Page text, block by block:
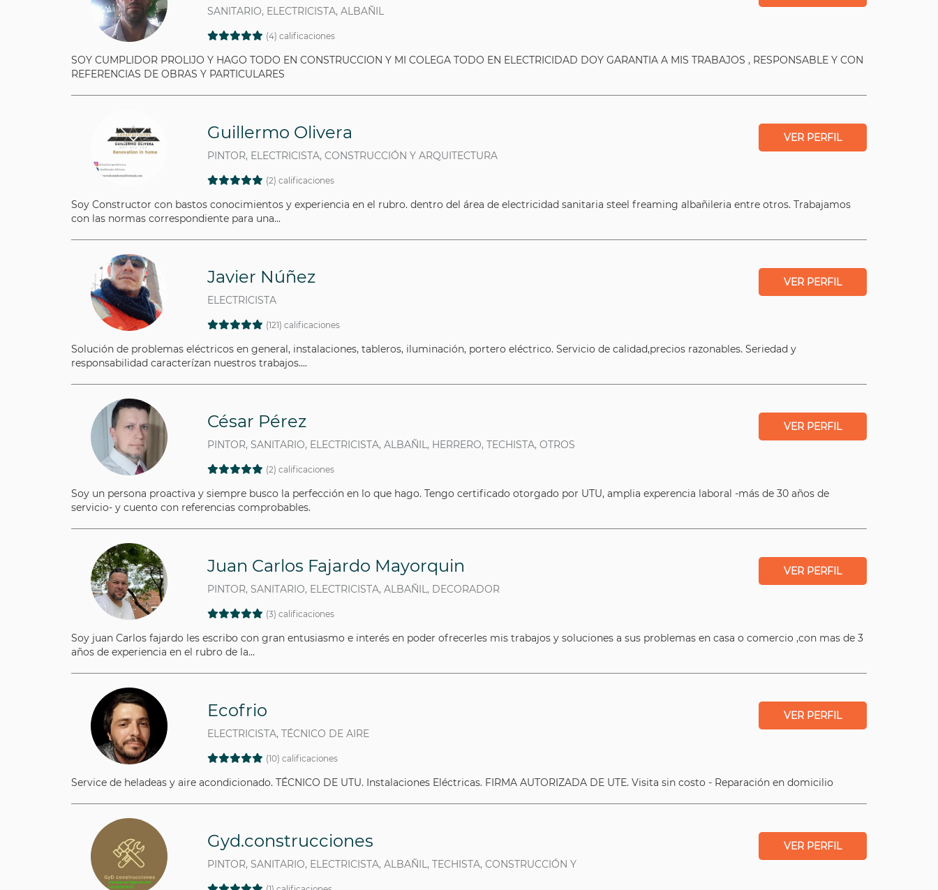
SANITARIO, ELECTRICISTA, ALBAÑIL
(4) calificaciones
SOY CUMPLIDOR PROLIJO Y HAGO TODO EN CONSTRUCCION Y MI COLEGA TODO EN ELECTRICIDAD DOY GARANTIA A MIS TRABAJOS , RESPONSABLE Y CON
REFERENCIAS DE OBRAS Y PARTICULARES
Guillermo Olivera
PINTOR, ELECTRICISTA, CONSTRUCCIÓN Y ARQUITECTURA
(2) calificaciones
VER PERFIL
Soy Constructor con bastos conocimientos y experiencia en el rubro. dentro del área de electricidad sanitaria steel freaming albañileria entre otros. Trabajamos
con las normas correspondiente para una...
Javier Núñez
ELECTRICISTA
(121) calificaciones
VER PERFIL
Solución de problemas eléctricos en general, instalaciones, tableros, iluminación, portero eléctrico. Servicio de calidad,precios razonables. Seriedad y
responsabilidad caracterízan nuestros trabajos....
César Pérez
PINTOR, SANITARIO, ELECTRICISTA, ALBAÑIL, HERRERO, TECHISTA, OTROS
(2) calificaciones
VER PERFIL
Soy un persona proactiva y siempre busco la perfección en lo que hago. Tengo certificado otorgado por UTU, amplia experencia laboral -más de 30 años de
servicio- y cuento con referencias comprobables.
Juan Carlos Fajardo Mayorquin
PINTOR, SANITARIO, ELECTRICISTA, ALBAÑIL, DECORADOR
(3) calificaciones
VER PERFIL
Soy juan Carlos fajardo les escribo con gran entusiasmo e interés en poder ofrecerles mis trabajos y soluciones a sus problemas en casa o comercio ,con mas de 3
años de experiencia en el rubro de la...
Ecofrio
ELECTRICISTA, TÉCNICO DE AIRE
(10) calificaciones
VER PERFIL
Service de heladeas y aire acondicionado. TÉCNICO DE UTU. Instalaciones Eléctricas. FIRMA AUTORIZADA DE UTE. Visita sin costo - Reparación en domicilio
Gyd.construcciones
PINTOR, SANITARIO, ELECTRICISTA, ALBAÑIL, TECHISTA, CONSTRUCCIÓN Y
VER PERFIL